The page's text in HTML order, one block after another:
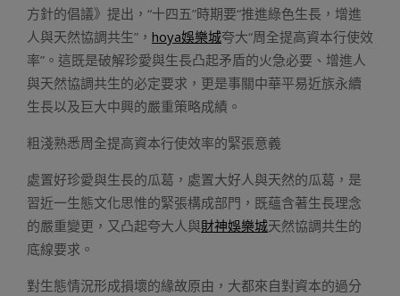
方針的倡議》提出，“十四五”時期要“推進綠色生長，增進
人與天然協調共生”， hoya娛樂城夸大“周全提高資本行使效
率”。這既是破解珍愛與生長凸起矛盾的火急必要、增進人
與天然協調共生的必定要求，更是事關中華平易近族永續
生長以及巨大中興的嚴重策略成績。
粗淺熟悉周全提高資本行使效率的緊張意義
處置好珍愛與生長的瓜葛，處置大好人與天然的瓜葛，是
習近一生態文化思惟的緊張構成部門，既蘊含著生長理念
的嚴重變更，又凸起夸大人與財神娛樂城天然協調共生的
底線要求。
對生態情況形成損壞的緣故原由，大都來自對資本的過分